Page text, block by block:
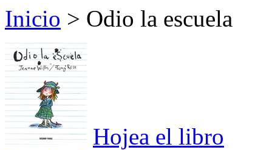
Inicio > Odio la escuela
Hojea el libro